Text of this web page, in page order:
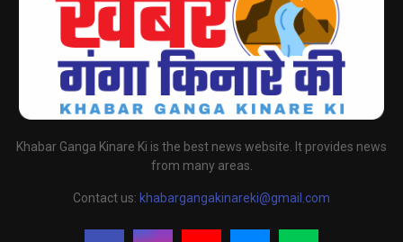
Khabar Ganga Kinare Ki is the best news website. It provides news
from many areas.
Contact us: khabargangakinareki@gmail.com